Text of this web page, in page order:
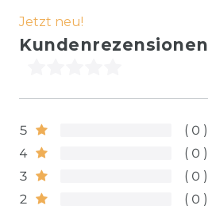
Jetzt neu!
Kundenrezensionen
5
0
4
0
3
0
2
0